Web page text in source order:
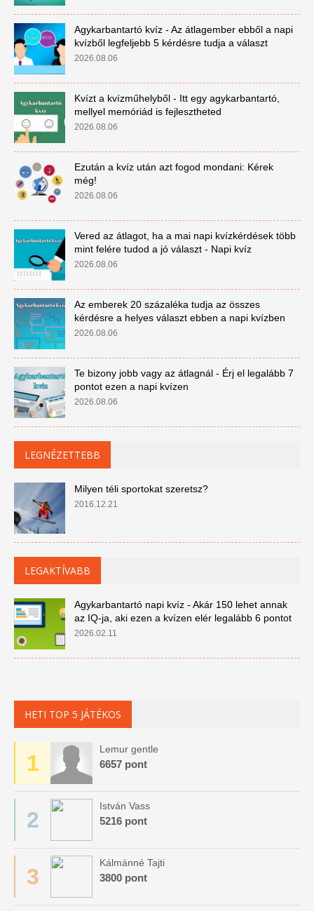
Agykarbantartó kvíz - Az átlagember ebből a napi
kvízből legfeljebb 5 kérdésre tudja a választ
2026.08.06
Kvízt a kvízműhelyből - Itt egy agykarbantartó,
mellyel memóriád is fejlesztheted
2026.08.06
Ezután a kvíz után azt fogod mondani: Kérek
még!
2026.08.06
Vered az átlagot, ha a mai napi kvízkérdések több
mint felére tudod a jó választ - Napi kvíz
2026.08.06
Az emberek 20 százaléka tudja az összes
kérdésre a helyes választ ebben a napi kvízben
2026.08.06
Te bizony jobb vagy az átlagnál - Érj el legalább 7
pontot ezen a napi kvízen
2026.08.06
LEGNÉZETTEBB
Milyen téli sportokat szeretsz?
2016.12.21
LEGAKTÍVABB
Agykarbantartó napi kvíz - Akár 150 lehet annak
az IQ-ja, aki ezen a kvízen elér legalább 6 pontot
2026.02.11
HETI TOP 5 JÁTÉKOS
1
Lemur gentle
6657 pont
2
István Vass
5216 pont
3
Kálmánné Tajti
3800 pont